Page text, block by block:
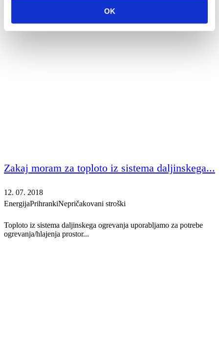
OK
Sistem daljinskega ogrevanja poleg sistema ogrevanja z zemeljskim
plinom sodi med dva ener...
Zakaj moram za toploto iz sistema daljinskega...
12. 07. 2018
EnergijaPrihrankiNepričakovani stroški
Toploto iz sistema daljinskega ogrevanja uporabljamo za potrebe
ogrevanja/hlajenja prostor...